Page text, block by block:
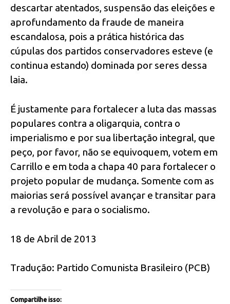
descartar atentados, suspensão das eleições e
aprofundamento da fraude de maneira
escandalosa, pois a prática histórica das
cúpulas dos partidos conservadores esteve (e
continua estando) dominada por seres dessa
laia.
É justamente para fortalecer a luta das massas
populares contra a oligarquia, contra o
imperialismo e por sua libertação integral, que
peço, por favor, não se equivoquem, votem em
Carrillo e em toda a chapa 40 para fortalecer o
projeto popular de mudança. Somente com as
maiorias será possível avançar e transitar para
a revolução e para o socialismo.
18 de Abril de 2013
Tradução: Partido Comunista Brasileiro (PCB)
Compartilhe isso: